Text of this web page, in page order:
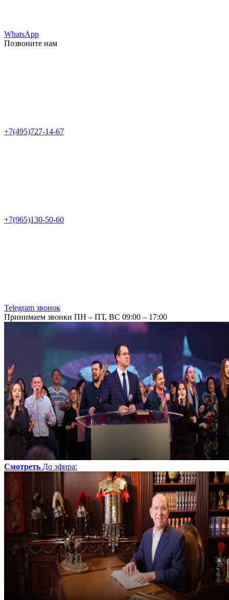
WhatsApp
Позвоните нам
+7(495)727-14-67
+7(965)130-50-60
Telegram звонок
Принимаем звонки ПН – ПТ, ВС 09:00 – 17:00
Смотреть До эфира: